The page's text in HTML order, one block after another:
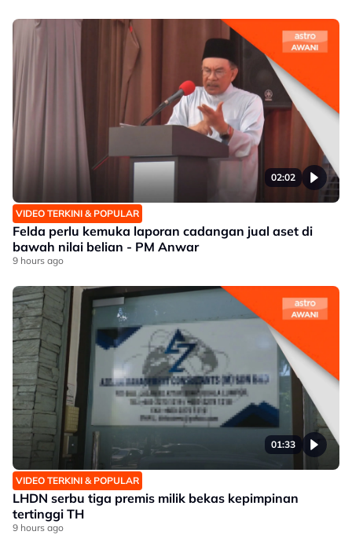
02:02
VIDEO TERKINI & POPULAR
Felda perlu kemuka laporan cadangan jual aset di
bawah nilai belian - PM Anwar
9 hours ago
01:33
VIDEO TERKINI & POPULAR
LHDN serbu tiga premis milik bekas kepimpinan
tertinggi TH
9 hours ago